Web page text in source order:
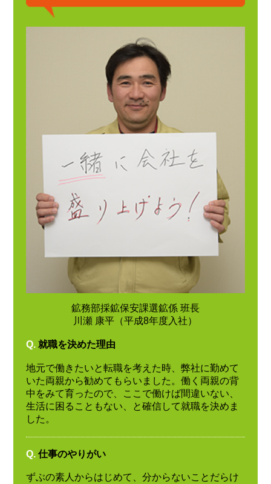
鉱務部採鉱保安課選鉱係 班長
川瀬 康平（平成8年度入社）
Q. 就職を決めた理由
地元で働きたいと転職を考えた時、弊社に勤めて
いた両親から勧めてもらいました。働く両親の背
中をみて育ったので、ここで働けば間違いない、
生活に困ることもない、と確信して就職を決めま
した。
Q. 仕事のやりがい
ずぶの素人からはじめて、分からないことだらけ